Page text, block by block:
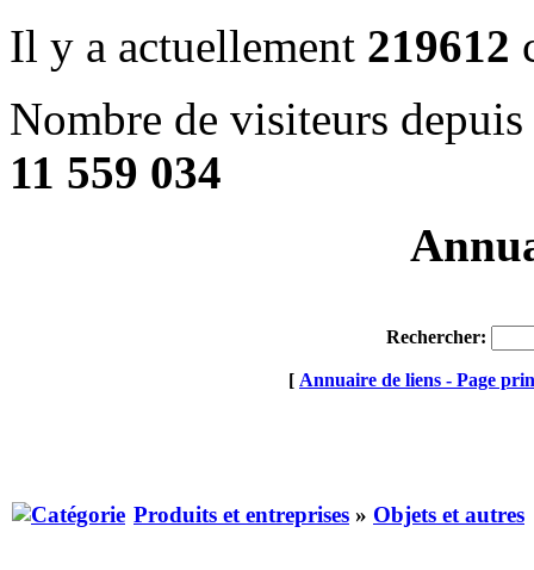
Il y a actuellement 219612
Nombre de visiteurs
11 559 034
Rechercher:
[ Annuaire de liens - Page
Produits et entreprises » Objets et autres